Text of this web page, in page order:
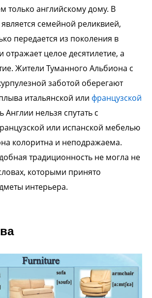
только английскому дому. В
семейной реликвией,
передается из поколения в
отражает целое десятилетие, а
Жители Туманного Альбиона с
заботой оберегают
итальянской или французской
нельзя спутать с
или испанской мебелью
колоритна и неподражаема.
традиционность не могла не
которыми принято
интерьера.